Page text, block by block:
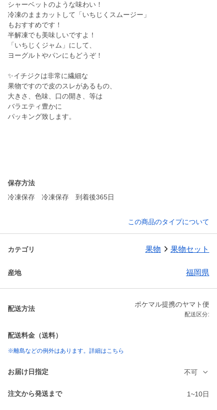
シャーベットのような味わい！
冷凍のままカットして「いちじくスムージー」
もおすすめです！
半解凍でも美味しいですよ！
「いちじくジャム」にして、
ヨーグルトやパンにもどうぞ！
✨イチジクは非常に繊細な
果物ですので皮のスレがあるもの、
大きさ、色味、口の開き、等は
バラエティ豊かに
パッキング致します。
保存方法
冷凍保存 冷凍保存 到着後365日
この商品のタイプについて
カテゴリ 果物 果物セット
産地 福岡県
配送方法
ポケマル提携のヤマト便
配送区分:
配送料金（送料）
※離島などの例外はあります。詳細はこちら
お届け日指定 不可
注文から発送まで 1~10日